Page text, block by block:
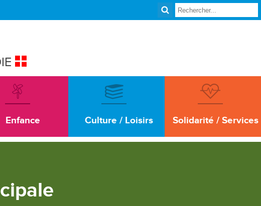
Enfance Culture / Loisirs Solidarité / Services